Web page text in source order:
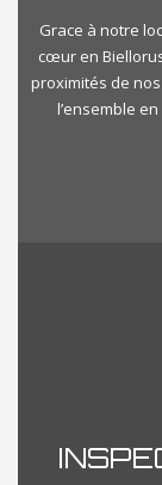
Grace à notre
cœur en
proximités de
l’ensemble